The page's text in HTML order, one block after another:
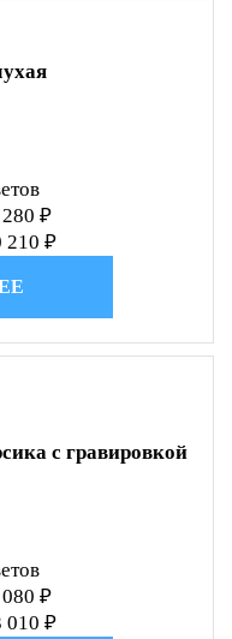
280 ₽
210 ₽
с гравировкой
080 ₽
010 ₽